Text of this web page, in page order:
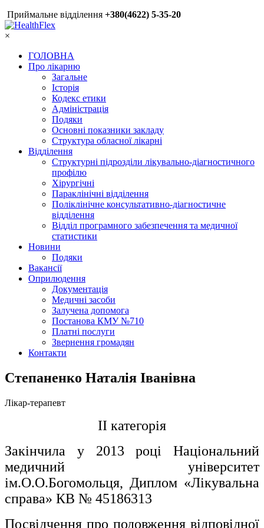
Приймальне відділення +380(4622) 5-35-20
×
ГОЛОВНА
Про лікарню
Загальне
Історія
Кодекс етики
Адміністрація
Подяки
Основні показники закладу
Структура обласної лікарні
Відділення
Структурні підрозділи лікувально-діагностичного
профілю
Хірургічні
Параклінічні відділення
Поліклінічне консультативно-діагностичне
відділення
Відділ програмного забезпечення та медичної
статистики
Новини
Подяки
Вакансії
Оприлюдення
Документація
Медичні засоби
Залучена допомога
Постанова КМУ №710
Платні послуги
Звернення громадян
Контакти
Степаненко Наталія Іванівна
Лікар-терапевт
II категорія
Закінчила у 2013 році Національний
медичний університет
ім.О.О.Богомольця, Диплом «Лікувальна
справа» КВ № 45186313
Посвідчення про подовження відповідної